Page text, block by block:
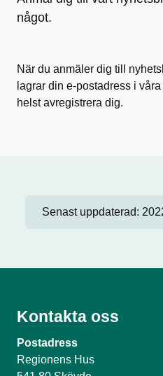
något.
När du anmäler dig till
lagrar din e-postadress i
helst avregistrera dig.
Senast uppdaterad:
Kontakta oss
Postadress
Regionens Hus